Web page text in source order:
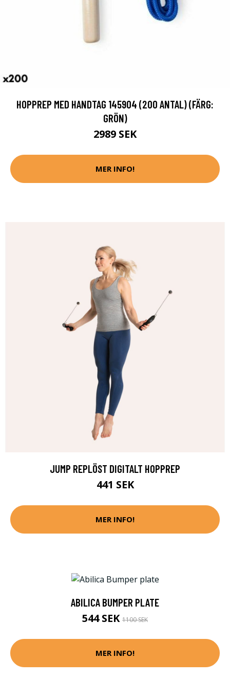
HOPPREP MED HANDTAG 145904 (200 ANTAL) (FÄRG:
GRÖN)
2989 SEK
MER INFO!
JUMP REPLÖST DIGITALT HOPPREP
441 SEK
MER INFO!
ABILICA BUMPER PLATE
544 SEK 1100 SEK
MER INFO!